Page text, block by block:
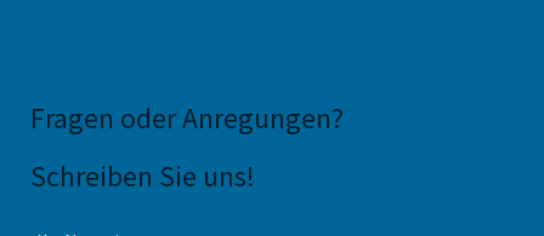
Fragen oder Anregungen?
Schreiben Sie uns!